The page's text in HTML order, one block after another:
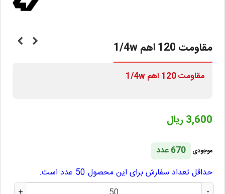
مقاومت 120 اهم 1/4w
مقاومت 120 اهم 1/4w
3,600 ریال
موجودی
670 عدد
حداقل تعداد سفارش برای این محصول 50 عدد است.